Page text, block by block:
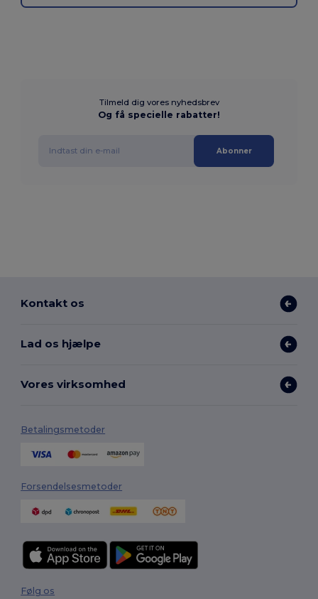
Tilmeld dig vores nyhedsbrev
Og få specielle rabatter!
Abonner
Kontakt os
Lad os hjælpe
Vores virksomhed
Betalingsmetoder
Forsendelsesmetoder
Følg os